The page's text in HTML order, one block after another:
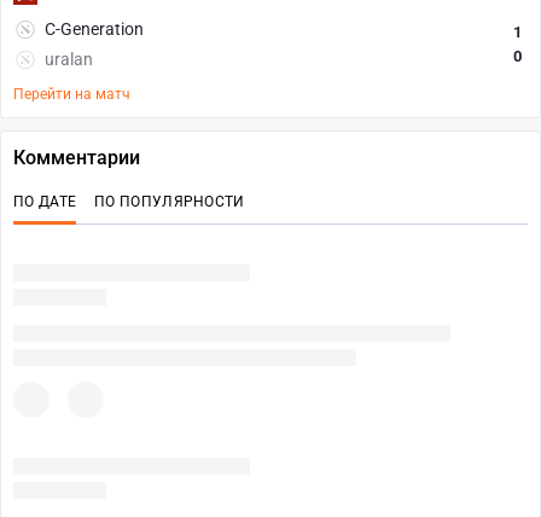
C-Generation
uralan
1
0
Перейти на матч
Комментарии
ПО ДАТЕ ПО ПОПУЛЯРНОСТИ